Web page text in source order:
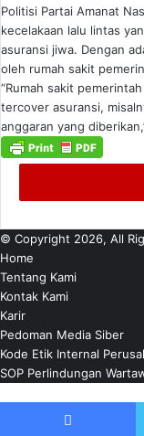
Politisi Partai Amanat
kecelakaan lalu lintas
asuransi jiwa. Dengan
oleh rumah sakit
“Rumah sakit
tercover asuransi,
anggaran yang
© Copyright 2026, All
Home
Tentang Kami
Kontak Kami
Karir
Pedoman Media Siber
Kode Etik Internal
SOP Perlindungan